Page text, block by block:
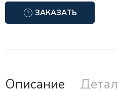
ЗАКАЗАТЬ
Описание